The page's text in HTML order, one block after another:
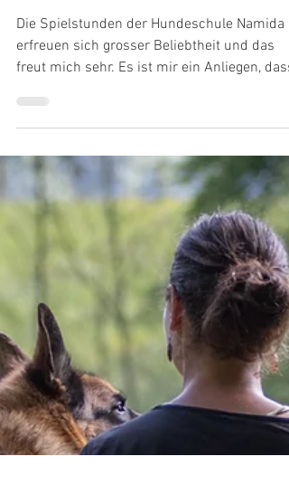
30. Aug. 2024
wichtiges Anliegen
Die Spielstunden der Hundeschule Namida
erfreuen sich grosser Beliebtheit und das
freut mich sehr. Es ist mir ein Anliegen, dass
Hunde...